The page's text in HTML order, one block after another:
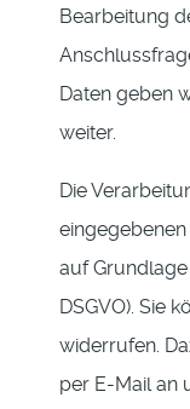
Bearbeitung
Daten geben
weiter.
Die
auf Grundlage
DSGVO). Sie
widerrufen.
per E-Mail an